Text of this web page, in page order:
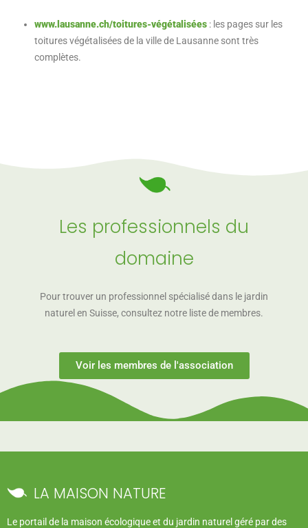
www.lausanne.ch/toitures-végétalisées : les pages sur les
toitures végétalisées de la ville de Lausanne sont très
complètes.
Les professionnels du
domaine
Pour trouver un professionnel spécialisé dans le jardin
naturel en Suisse, consultez notre liste de membres.
Voir les membres de l'association
LA MAISON NATURE
Le portail de la maison écologique et du jardin naturel géré par des